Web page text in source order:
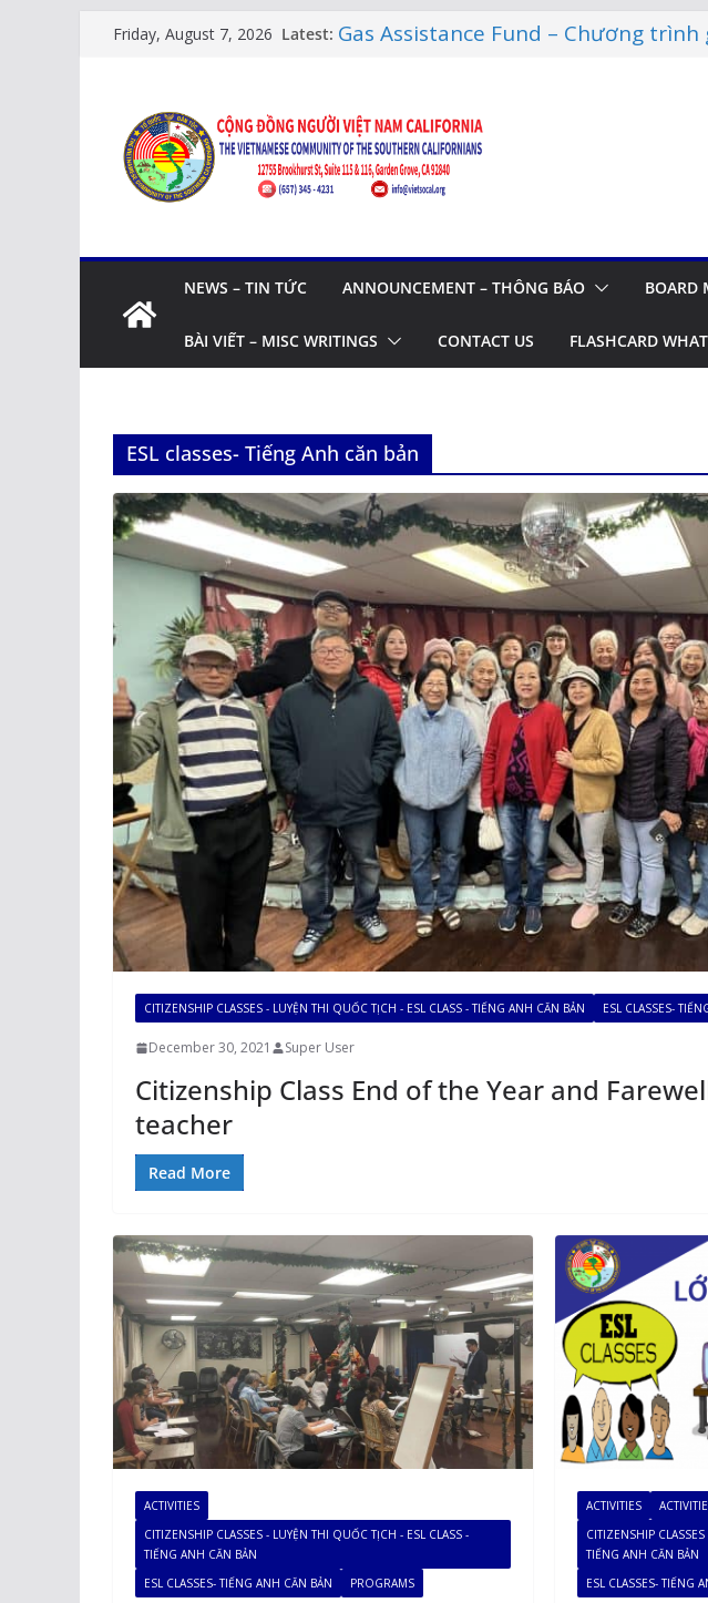
Friday, August 7, 2026 Latest: Gas Assistance Fund – Chương
Citizenship Flashcard Apps – Ứng
Thi Quốc Tịch 2026
Human Rights Update in Vietnam
XUÂN SUNG TÚC – TẾT SẺ CHIA CÙNG
NEWS – TIN TỨC ANNOUNCEMENT – THÔNG BÁO BOARD
BÀI VIẾT – MISC WRITINGS CONTACT US FLASHCARD
ESL classes- Tiếng Anh căn bản
CITIZENSHIP CLASSES - LUYỆN THI QUỐC TỊCH - ESL CLASS - TIẾNG ANH CĂN BẢN ESL CLASSES-
December 30, 2021 Super User
Citizenship Class End of the Year and
teacher
Read More
ACTIVITIES
CITIZENSHIP CLASSES - LUYỆN THI QUỐC TỊCH - ESL CLASS -
TIẾNG ANH CĂN BẢN
ESL CLASSES- TIẾNG ANH CĂN BẢN
PROGRAMS
ACTIVITIES
CITIZENSHIP
TIẾNG ANH CĂN BẢN
ESL CLASSES- TIẾNG